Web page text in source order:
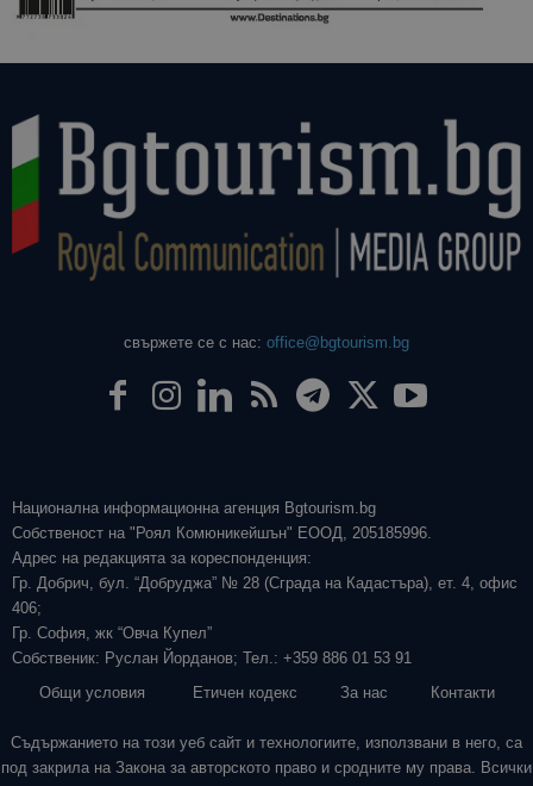
свържете се с нас: office@bgtourism.bg
Национална информационна агенция Bgtourism.bg
Собственост на "Роял Комюникейшън" ЕООД, 205185996.
Адрес на редакцията за кореспонденция:
Гр. Добрич, бул. “Добруджа” № 28 (Сграда на Кадастъра), ет. 4, офис
406;
Гр. София, жк “Овча Купел”
Собственик: Руслан Йорданов; Тел.: +359 886 01 53 91
Общи условия
Етичен кодекс За нас Контакти
Съдържанието на този уеб сайт и технологиите, използвани в него, са
под закрила на Закона за авторското право и сродните му права. Всички